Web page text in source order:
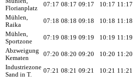
Florianplatz
07:17 08:17 09:17 10:17 11:17
Mühlen,
Raika
07:18 08:18 09:18 10:18 11:18
Mühlen,
Sportzone
07:19 08:19 09:19 10:19 11:19
Abzweigung
Kematen
07:20 08:20 09:20 10:20 11:20
Industriezone
Sand in T.
07:21 08:21 09:21 10:21 11:21